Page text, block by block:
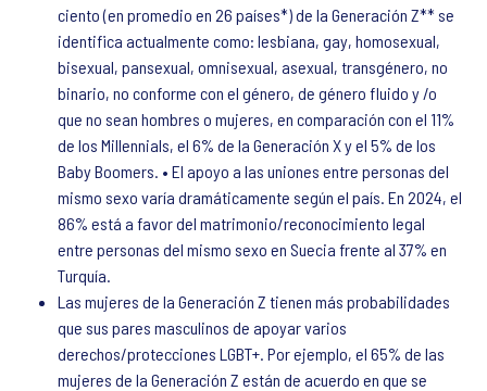
ciento (en promedio en 26 países*) de la Generación Z** se
identifica actualmente como: lesbiana, gay, homosexual,
bisexual, pansexual, omnisexual, asexual, transgénero, no
binario, no conforme con el género, de género fluido y /o
que no sean hombres o mujeres, en comparación con el 11%
de los Millennials, el 6% de la Generación X y el 5% de los
Baby Boomers. • El apoyo a las uniones entre personas del
mismo sexo varía dramáticamente según el país. En 2024, el
86% está a favor del matrimonio/reconocimiento legal
entre personas del mismo sexo en Suecia frente al 37% en
Turquía.
Las mujeres de la Generación Z tienen más probabilidades
que sus pares masculinos de apoyar varios
derechos/protecciones LGBT+. Por ejemplo, el 65% de las
mujeres de la Generación Z están de acuerdo en que se